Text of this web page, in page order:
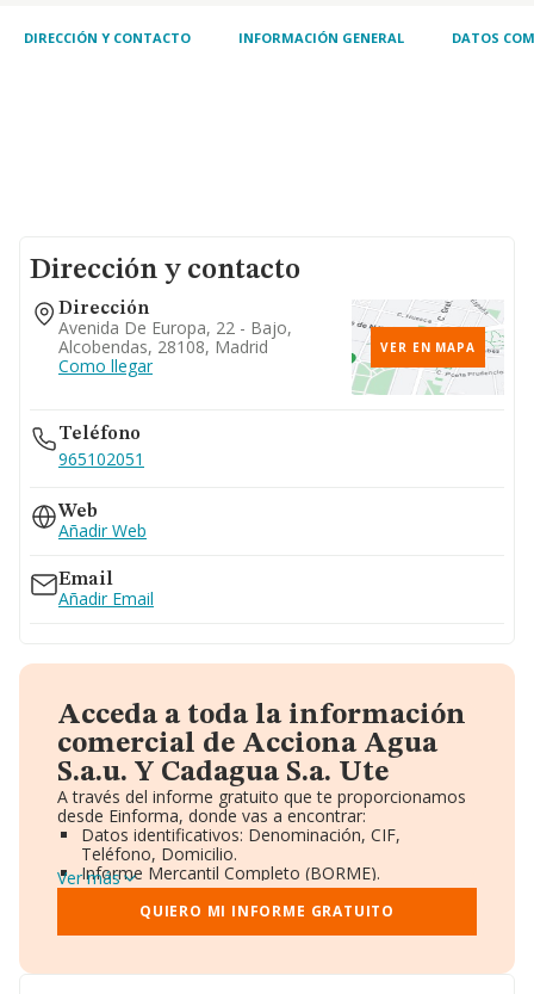
DIRECCIÓN Y CONTACTO INFORMACIÓN GENERAL DATOS
Dirección y contacto
Dirección
Avenida De Europa, 22 - Bajo,
Alcobendas, 28108, Madrid
Como llegar
VER EN MAPA
Teléfono
965102051
Web
Añadir Web
Email
Añadir Email
Acceda a toda la información
comercial de Acciona Agua
S.a.u. Y Cadagua S.a. Ute
A través del informe gratuito que te proporcionamos
desde Einforma, donde vas a encontrar:
Datos identificativos: Denominación, CIF,
Teléfono, Domicilio.
Informe Mercantil Completo (BORME).
Gráficos de Evolución Ventas y Empleados.
Consejo de Administración y Administradores.
Directivos y Ejecutivos.
Ver más
QUIERO MI INFORME GRATUITO